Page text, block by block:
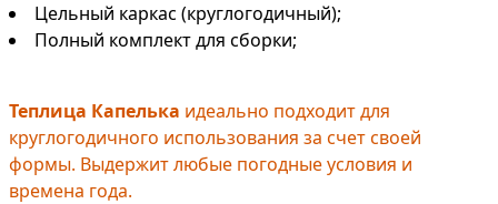
Цельный каркас (круглогодичный);
Полный комплект для сборки;
Теплица Капелька идеально подходит для
круглогодичного использования за счет своей
формы. Выдержит любые погодные условия и
времена года.